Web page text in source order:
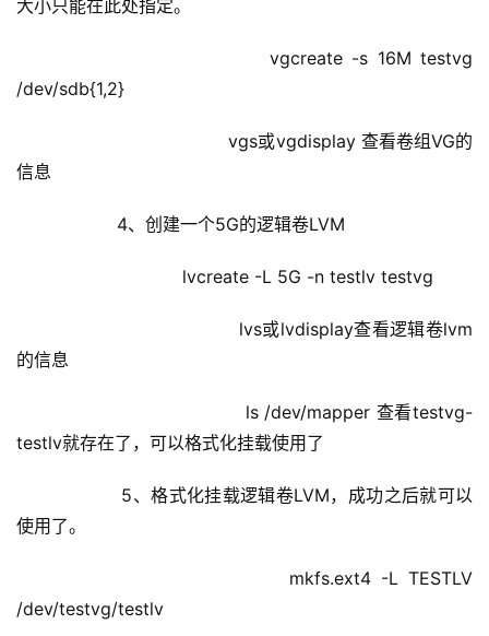
大小只能在此处指定。
vgcreate -s 16M testvg
/dev/sdb{1,2}
vgs或vgdisplay 查看卷组VG的
信息
4、创建一个5G的逻辑卷LVM
lvcreate -L 5G -n testlv testvg
lvs或lvdisplay查看逻辑卷lvm
的信息
ls /dev/mapper 查看testvg-
testlv就存在了，可以格式化挂载使用了
5、格式化挂载逻辑卷LVM，成功之后就可以
使用了。
mkfs.ext4 -L TESTLV
/dev/testvg/testlv